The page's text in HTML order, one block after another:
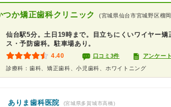
つか矯正歯科クリニック (宮城県仙台市宮城野区榴
仙台駅5分。土日19時まで。目立ちにくいワイヤー矯
ス・予防歯科。駐車場あり。
4.40 口コミ3件 アンケー
診療科：歯科、矯正歯科、小児歯科、ホワイトニング
ありま歯科医院 (宮城県多賀城市高橋)